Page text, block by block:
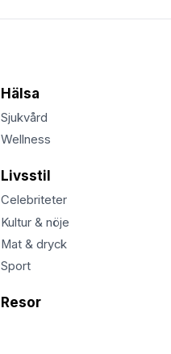
Hälsa
Sjukvård
Wellness
Livsstil
Celebriteter
Kultur & nöje
Mat & dryck
Sport
Resor